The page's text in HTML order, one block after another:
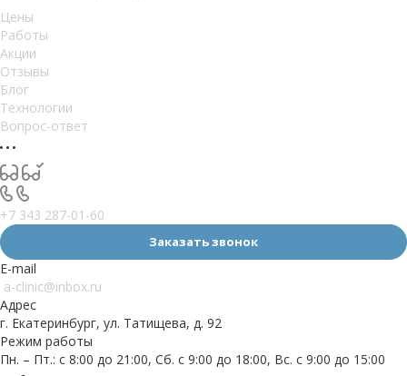
Цены
Работы
Акции
Отзывы
Блог
Технологии
Вопрос-ответ
+7 343 287-01-60
Заказать звонок
E-mail
a-clinic@inbox.ru
Адрес
г. Екатеринбург, ул. Татищева, д. 92
Режим работы
Пн. – Пт.: с 8:00 до 21:00, Сб. с 9:00 до 18:00, Вс. с 9:00 до 15:00